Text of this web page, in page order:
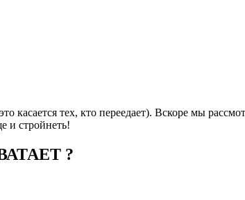
касается тех, кто переедает). Вскоре мы
и стройнеть!
?